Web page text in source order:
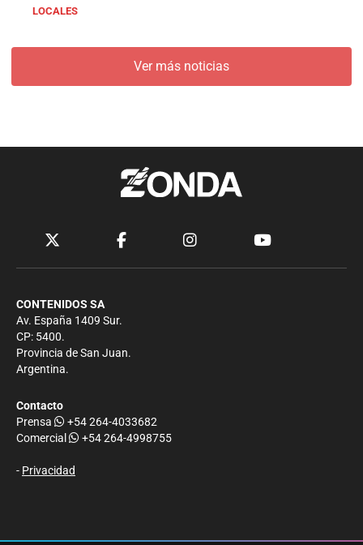
LOCALES
Ver más noticias
CONTENIDOS SA
Av. España 1409 Sur.
CP: 5400.
Provincia de San Juan.
Argentina.
Contacto
Prensa
+54 264-4033682
Comercial
+54 264-4998755
- Privacidad